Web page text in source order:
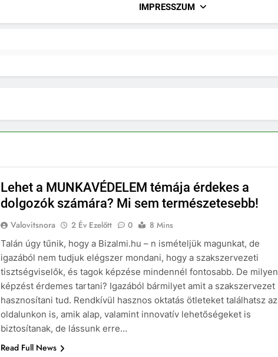
IMPRESSZUM
Lehet a MUNKAVÉDELEM témája érdekes a
dolgozók számára? Mi sem természetesebb!
Valovitsnora 2 Év Ezelőtt 0
8 Mins
Talán úgy tűnik, hogy a Bizalmi.hu – n ismételjük magunkat, de
igazából nem tudjuk elégszer mondani, hogy a szakszervezeti
tisztségviselők, és tagok képzése mindennél fontosabb. De milyen
képzést érdemes tartani? Igazából bármilyet amit a szakszervezet
hasznosítani tud. Rendkívül hasznos oktatás ötleteket találhatsz az
oldalunkon is, amik alap, valamint innovatív lehetőségeket is
biztosítanak, de lássunk erre…
Read Full News